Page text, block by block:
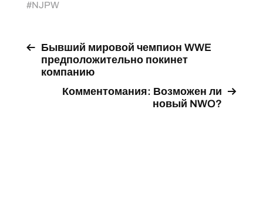
#NJPW
Бывший мировой чемпион WWE
предположительно покинет
компанию
Комментомания: Возможен ли
новый NWO?